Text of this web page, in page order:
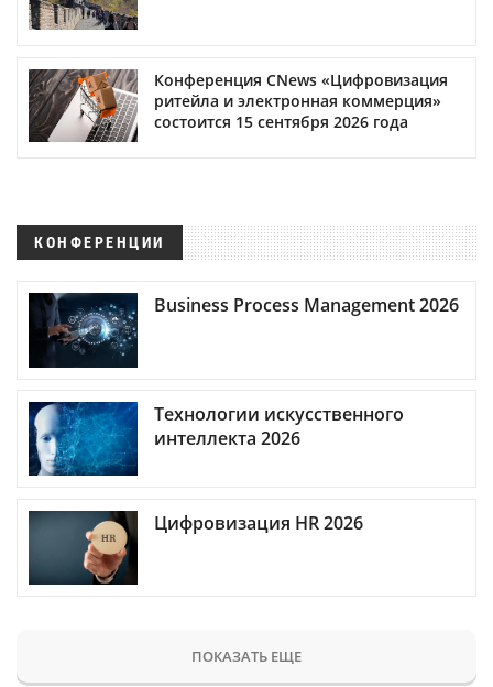
Конференция CNews «Цифровизация
ритейла и электронная коммерция»
состоится 15 сентября 2026 года
КОНФЕРЕНЦИИ
Business Process Management 2026
Технологии искусственного
интеллекта 2026
Цифровизация HR 2026
ПОКАЗАТЬ ЕЩЕ